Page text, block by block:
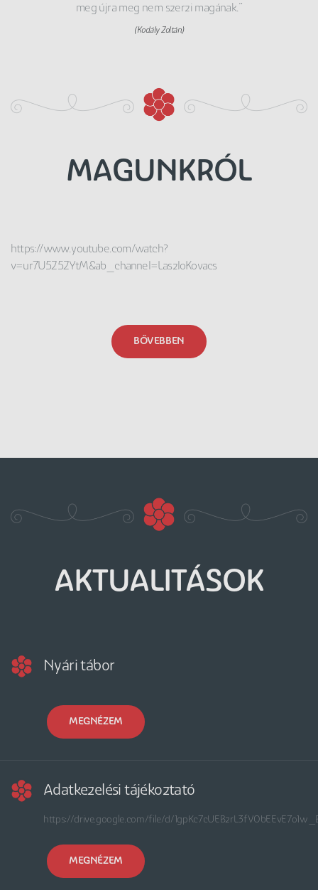
meg újra meg nem szerzi magának.”
(Kodály Zoltán)
MAGUNKRÓL
https://www.youtube.com/watch?
v=ur7U5Z5ZYtM&ab_channel=LaszloKovacs
BŐVEBBEN
AKTUALITÁSOK
Nyári tábor
MEGNÉZEM
Adatkezelési tájékoztató
https://drive.google.com/file/d/
MEGNÉZEM